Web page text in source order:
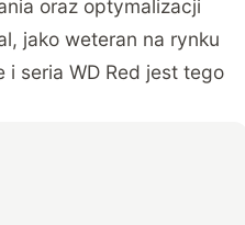
oraz optymalizacji
jako weteran na rynku
i seria WD Red jest tego